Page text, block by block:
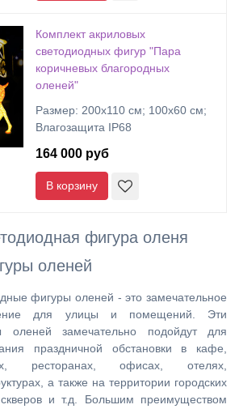
Комплект акриловых
светодиодных фигур "Пара
коричневых благородных
оленей"
Размер: 200x110 см; 100х60 см;
Влагозащита IP68
164 000 руб
В корзину
фигура оленя
оленей
фигуры оленей - это замечательное
для улицы и помещений. Эти
оленей замечательно подойдут для
праздничной обстановки в кафе,
ресторанах, офисах, отелях,
а также на территории городских
и т.д. Большим преимуществом